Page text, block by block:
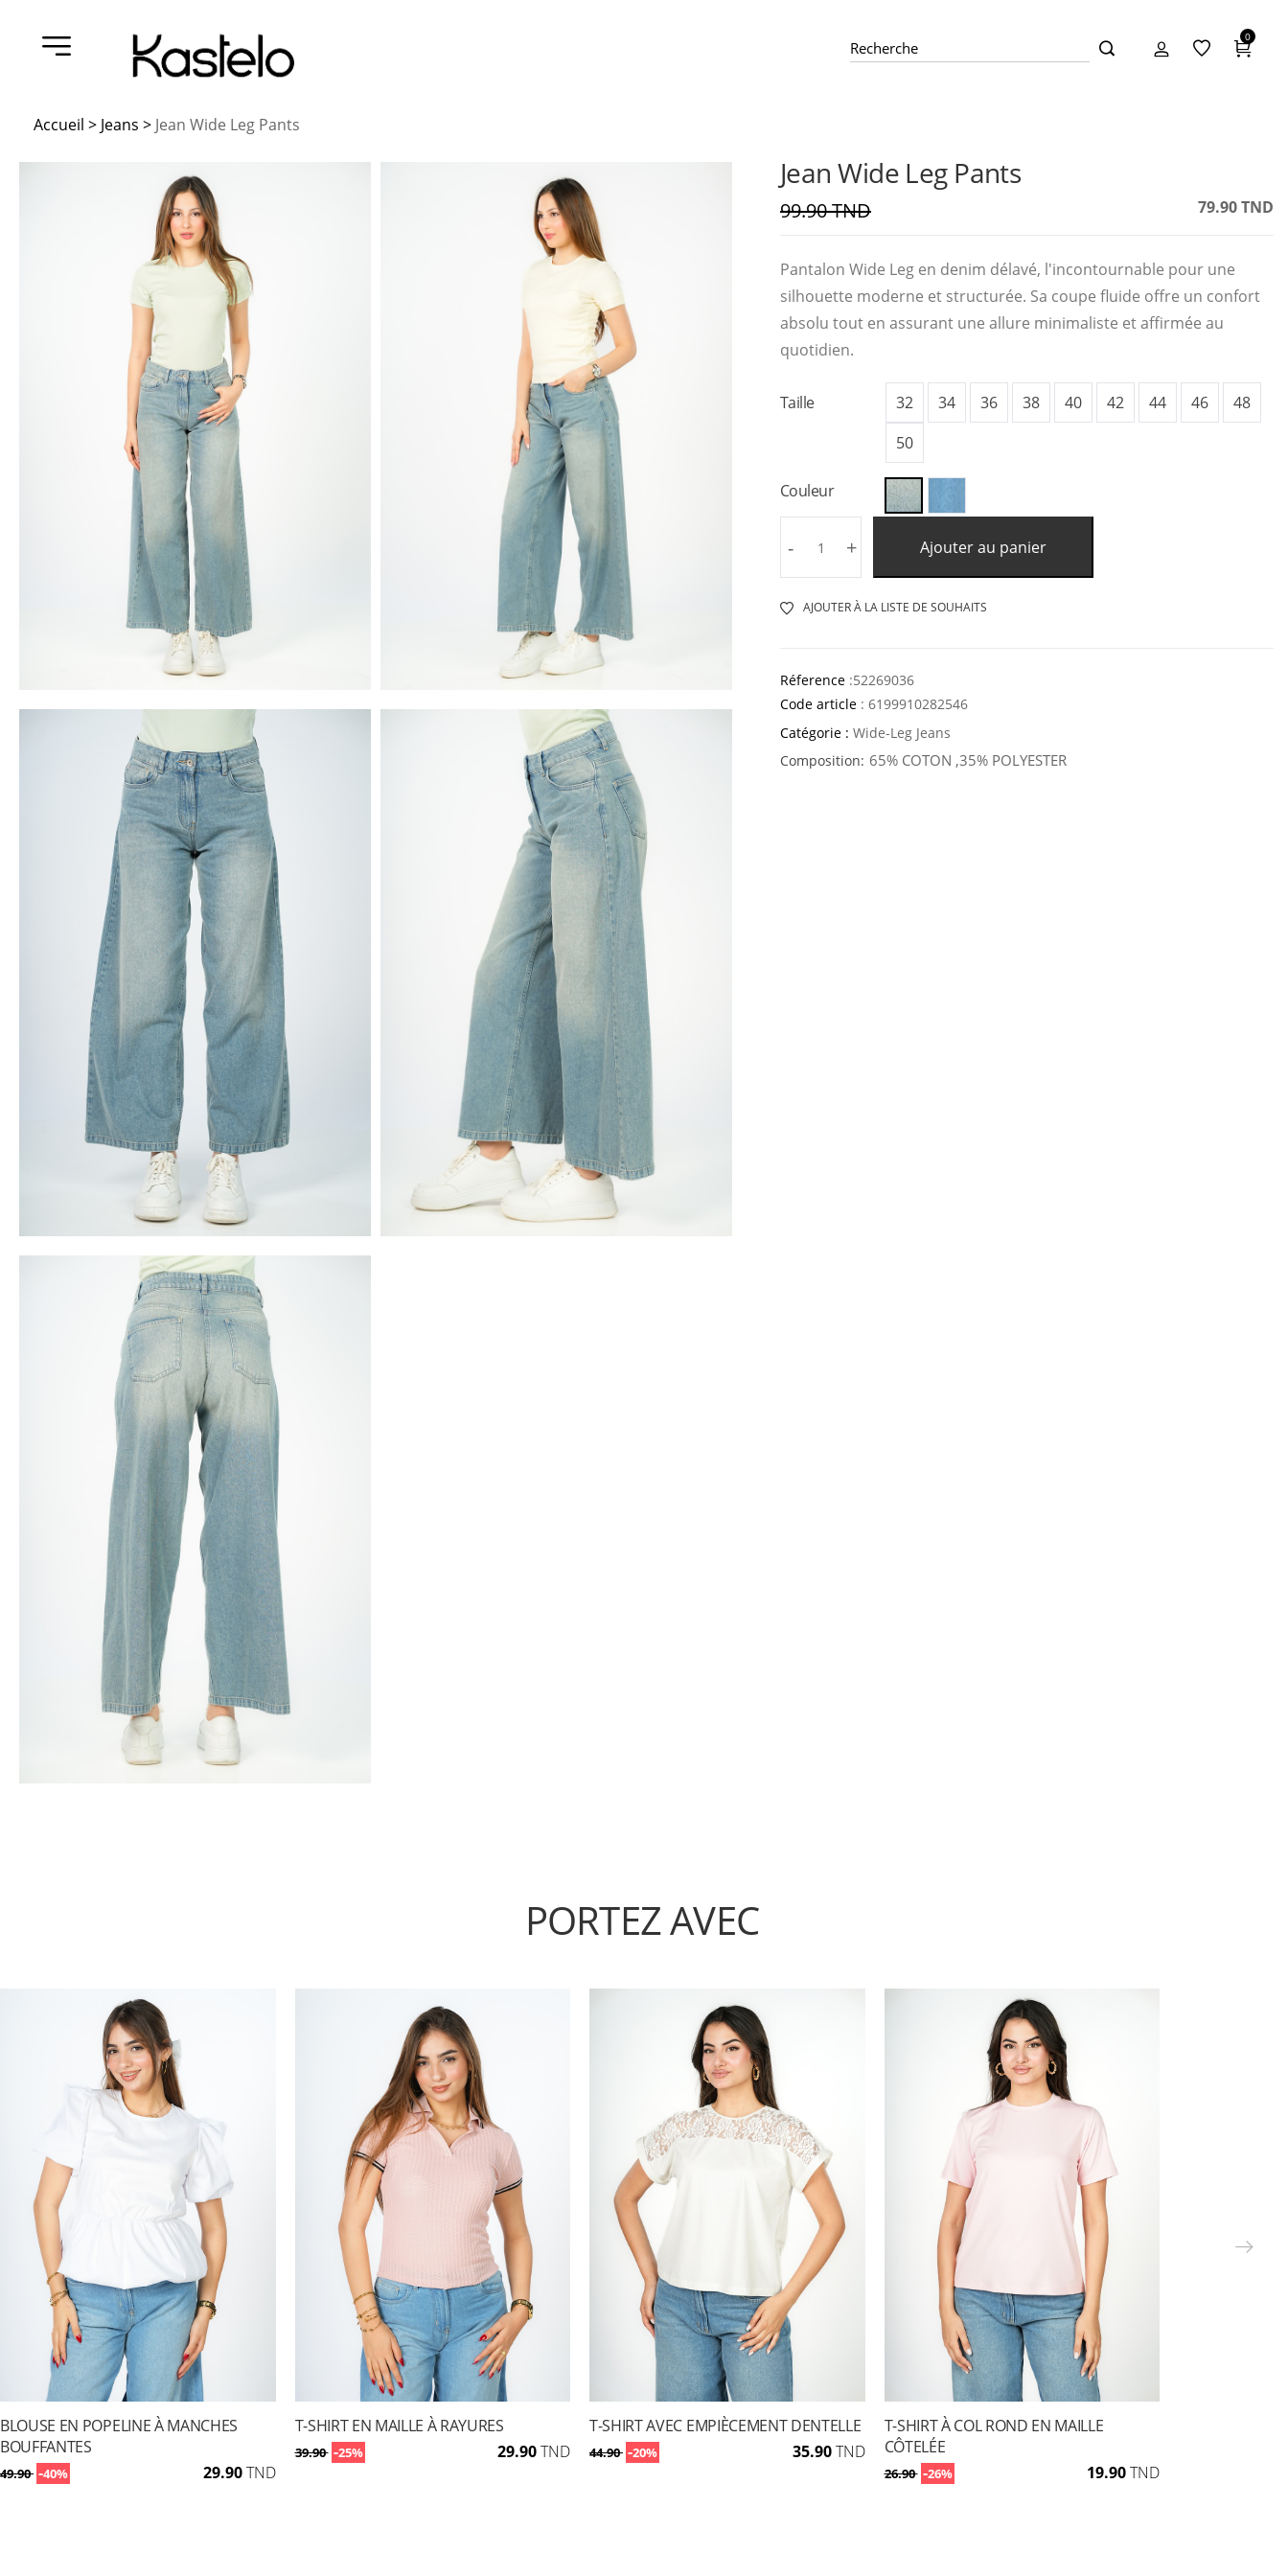
R
e
e
0
Accueil > Jeans > Jean Wide Leg Pants
Jean Wide Leg Pants
99.90 TND 79.90 TND
Pantalon Wide Leg en denim délavé, l'incontournable pour une
silhouette moderne et structurée. Sa coupe fluide offre un confort
absolu tout en assurant une allure minimaliste et affirmée au
quotidien.
Taille 32 34 36 38 40 42 44 46
48
50
Couleur
+
- Ajouter au panier
AJOUTER À LA LISTE DE SOUHAITS
Réference :52269036
Code article : 6199910282546
Catégorie : Wide-Leg Jeans
Composition: 65% COTON ,35% POLYESTER
PORTEZ AVEC
BLOUSE EN POPELINE À MANCHES
BOUFFANTES
49.90 -40% 29.90TND
T-SHIRT EN MAILLE À RAYURES
39.90 -25% 29.90TND
T-SHIRT AVEC EMPIÈCEMENT DENTELLE
44.90 -20% 35.90TND
T-SHIRT À COL ROND EN MAILLE
CÔTELÉE
26.90 -26% 19.90TND